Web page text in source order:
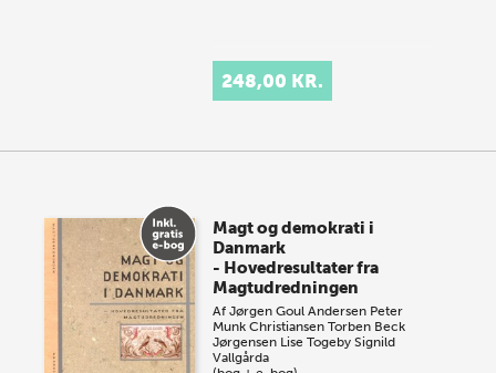
248,00 KR.
Magt og demokrati i
Danmark
- Hovedresultater fra
Magtudredningen
AfJørgen Goul Andersen Peter
Munk Christiansen Torben Beck
Jørgensen Lise Togeby Signild
Vallgårda